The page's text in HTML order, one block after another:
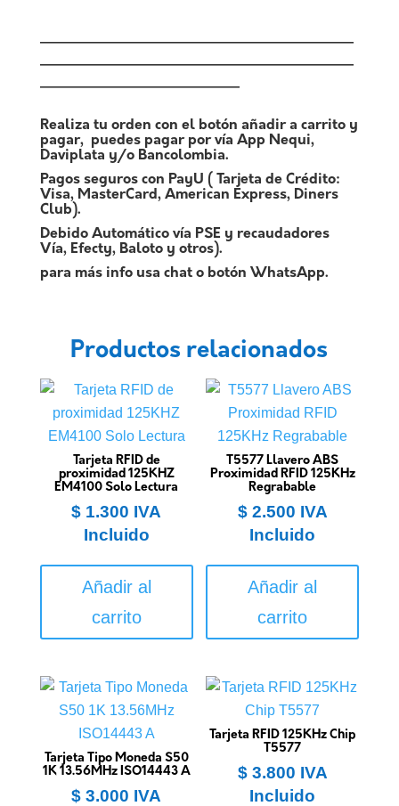
——————————————————————
——————————————————————
——————————————
Realiza tu orden con el botón añadir a carrito y
pagar, puedes pagar por vía App Nequi,
Daviplata y/o Bancolombia.
Pagos seguros con PayU ( Tarjeta de Crédito:
Visa, MasterCard, American Express, Diners
Club).
Debido Automático vía PSE y recaudadores
Vía, Efecty, Baloto y otros).
para más info usa chat o botón WhatsApp.
Productos relacionados
Tarjeta RFID de
proximidad 125KHZ
EM4100 Solo Lectura
$ 1.300 IVA
Incluido
Añadir al
carrito
T5577 Llavero ABS
Proximidad RFID 125KHz
Regrabable
$2.500 IVA
Incluido
Añadir al
carrito
Tarjeta Tipo Moneda S50
1K 13.56MHz ISO14443 A
$ 3.000 IVA
Tarjeta RFID 125KHz Chip
T5577
$3.800 IVA
Incluido